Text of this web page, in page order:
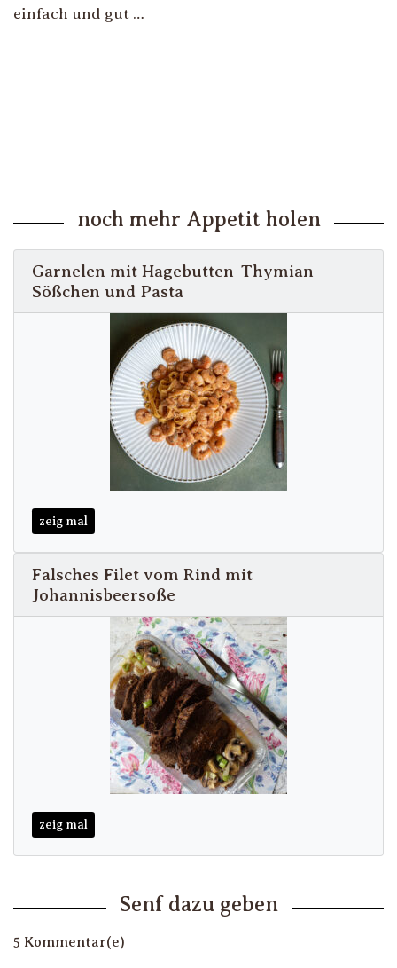
einfach und gut …
noch mehr Appetit holen
Garnelen mit Hagebutten-Thymian-
Sößchen und Pasta
zeig mal
Falsches Filet vom Rind mit
Johannisbeersoße
zeig mal
Senf dazu geben
5 Kommentar(e)